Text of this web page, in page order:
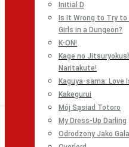
Initial D
Is It Wrong to Try to
Girls in a Dungeon?
K-ON!
Kage no
Naritakute!
Kaguya-sama: Love
Kakegurui
Mój Sąsiad Totoro
My Dress-Up Darling
Odrodzony Jako